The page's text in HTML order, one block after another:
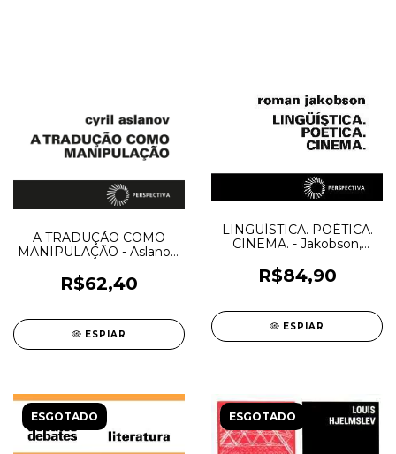
A TRADUÇÃO COMO
MANIPULAÇÃO - Aslanov,
R$62,40
ESPIAR
LINGUÍSTICA. POÉTICA.
CINEMA. - Jakobson,
R$84,90
ESPIAR
ESGOTADO ESGOTADO